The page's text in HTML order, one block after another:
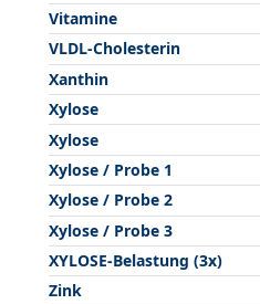
Vitamine
VLDL-Cholesterin
Xanthin
Xylose
Xylose
Xylose / Probe 1
Xylose / Probe 2
Xylose / Probe 3
XYLOSE-Belastung (3x)
Zink